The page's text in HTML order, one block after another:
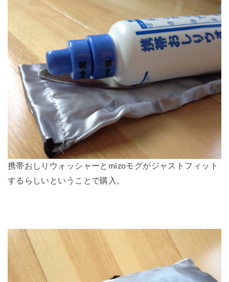
携帯おしりウォッシャーとmizoモグがジャストフィット
するらしいということで購入。